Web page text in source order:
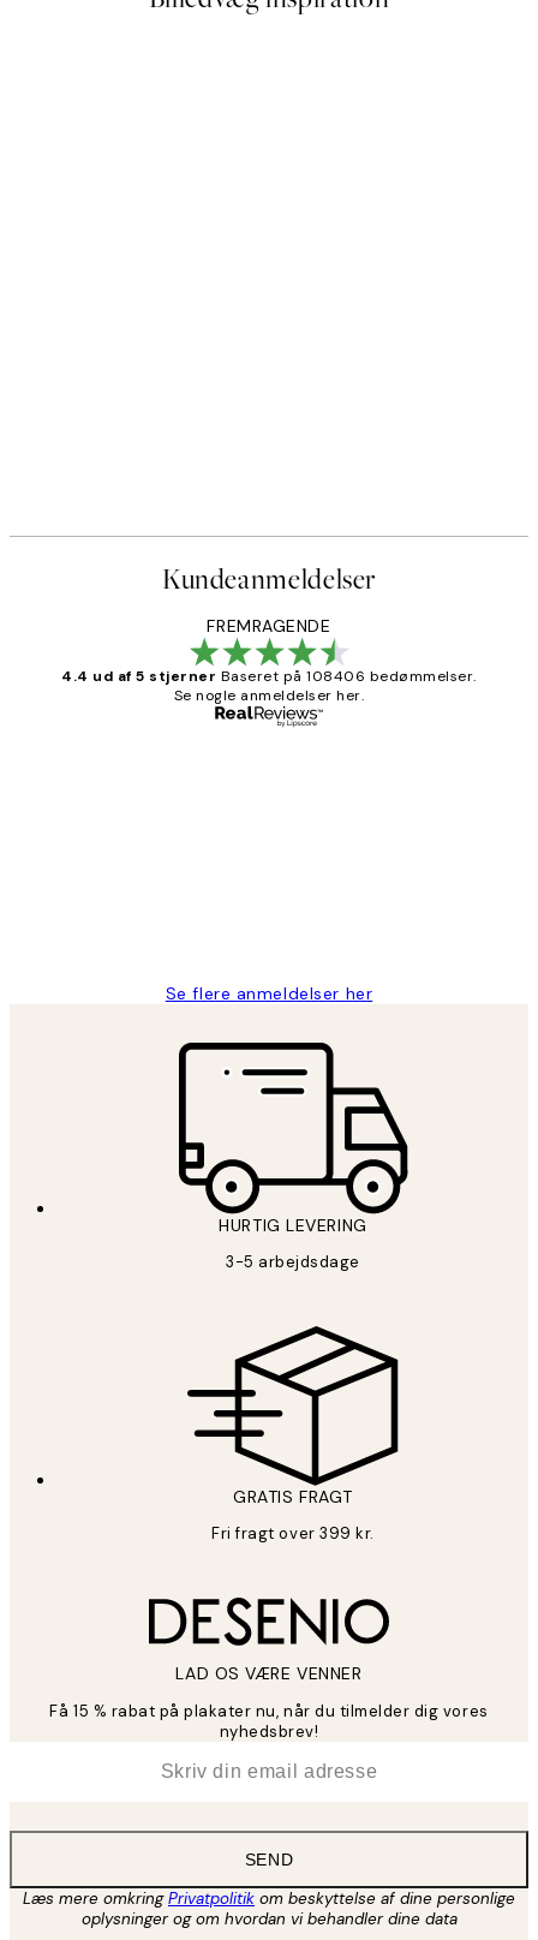
Kundeanmeldelser
FREMRAGENDE
4.4 ud af 5 stjerner Baseret på 108406 bedømmelser.
Se nogle anmeldelser her.
Se flere anmeldelser her
HURTIG LEVERING
3-5 arbejdsdage
GRATIS FRAGT
Fri fragt over 399 kr.
LAD OS VÆRE VENNER
Få 15 % rabat på plakater nu, når du tilmelder dig vores
nyhedsbrev!
SEND
Læs mere omkringPrivatpolitik om beskyttelse af dine personlige
oplysninger og om hvordan vi behandler dine data